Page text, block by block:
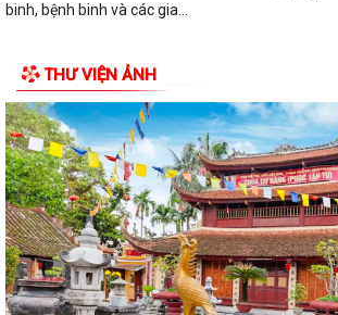
binh, bệnh binh và các gia...
hành, bị bãi bỏ thuộc phạm vi chức...
Quyết định Ban hành Bộ tiêu chí về nông
2030trên địa bàn thành phố Hải...
Xã Vĩnh Hải phối hợp với Hội đồng hương thành
đồng hương Vĩnh Bảo tại thành...
Quyết định về việc công bố thủ tục hành chính
lĩnh vực đất đai thuộc phạm vi...
THƯ VIỆN ẢNH